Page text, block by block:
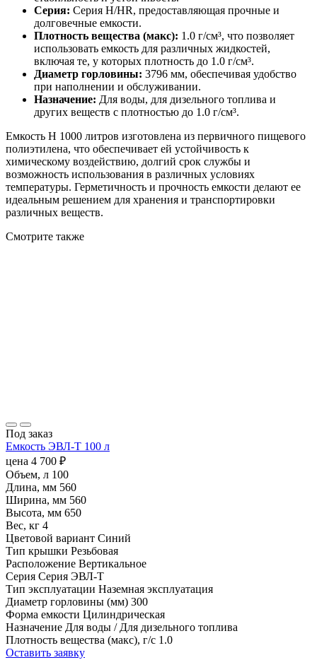
Серия: Серия H/HR, предоставляющая прочные и
долговечные емкости.
Плотность вещества (макс): 1.0 г/см³, что позволяет
использовать емкость для различных жидкостей,
включая те, у которых плотность до 1.0 г/см³.
Диаметр горловины: 3796 мм, обеспечивая удобство
при наполнении и обслуживании.
Назначение: Для воды, для дизельного топлива и
других веществ с плотностью до 1.0 г/см³.
Емкость H 1000 литров изготовлена из первичного пищевого
полиэтилена, что обеспечивает ей устойчивость к
химическому воздействию, долгий срок службы и
возможность использования в различных условиях
температуры. Герметичность и прочность емкости делают ее
идеальным решением для хранения и транспортировки
различных веществ.
Смотрите также
Под заказ
Емкость ЭВЛ-Т 100 л
цена 4 700 ₽
Объем, л 100
Длина, мм 560
Ширина, мм 560
Высота, мм 650
Вес, кг 4
Цветовой вариант Синий
Тип крышки Резьбовая
Расположение Вертикальное
Серия Серия ЭВЛ-Т
Тип эксплуатации Наземная эксплуатация
Диаметр горловины (мм) 300
Форма емкости Цилиндрическая
Назначение Для воды / Для дизельного топлива
Плотность вещества (макс), г/с 1.0
Оставить заявку